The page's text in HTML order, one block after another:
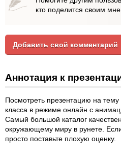
кто поделится своим
Добавить свой комментарий
Аннотация к
Посмотреть презентацию на
класса в режиме онлайн с
Самый большой каталог
окружающему миру в рунете.
просто поставьте плохую оценку.